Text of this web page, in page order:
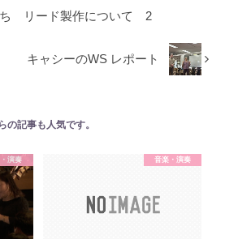
ち リード製作について 2
キャシーのWS レポート
の記事も人気です。
演奏 音楽・演奏